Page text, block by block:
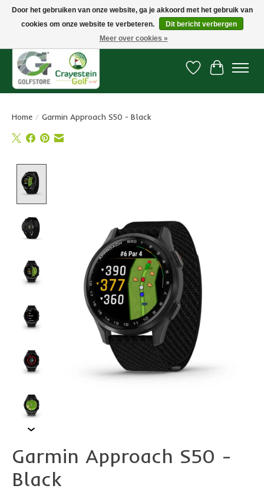
Snelle levering, gratis vanaf € 100. Onze oncourse Golfshop in Dordrecht is
Verlanglijst
Home / Garmin Approach S50 - Black
Garmin Approach S50 -
Black
Door het gebruiken van onze website, ga je akkoord met het gebruik van
cookies om onze website te verbeteren.
Dit bericht verbergen
Meer over cookies »